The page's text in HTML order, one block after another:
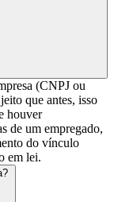
(CNPJ ou
que antes, isso
houver
de um empregado,
do vínculo
em lei.